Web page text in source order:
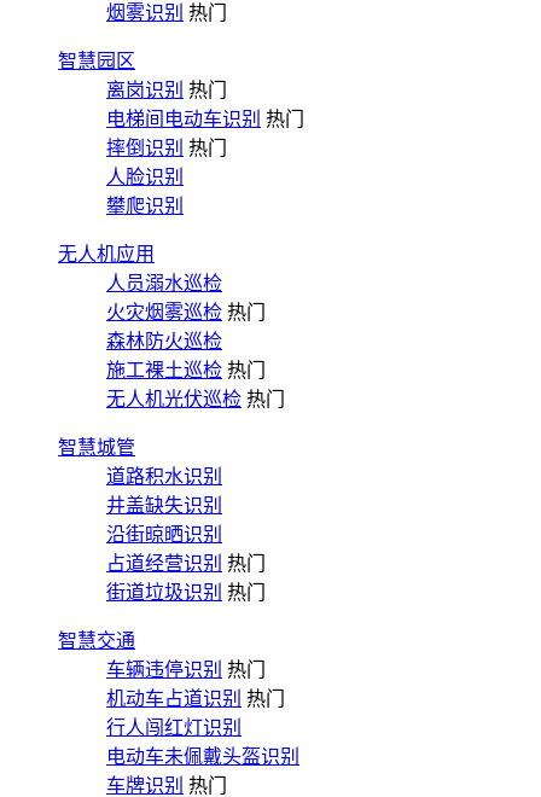
烟雾识别 热门
智慧园区
离岗识别 热门
电梯间电动车识别 热门
摔倒识别 热门
人脸识别
攀爬识别
无人机应用
人员溺水巡检
火灾烟雾巡检 热门
森林防火巡检
施工裸土巡检 热门
无人机光伏巡检 热门
智慧城管
道路积水识别
井盖缺失识别
沿街晾晒识别
占道经营识别 热门
街道垃圾识别 热门
智慧交通
车辆违停识别 热门
机动车占道识别 热门
行人闯红灯识别
电动车未佩戴头盔识别
车牌识别 热门